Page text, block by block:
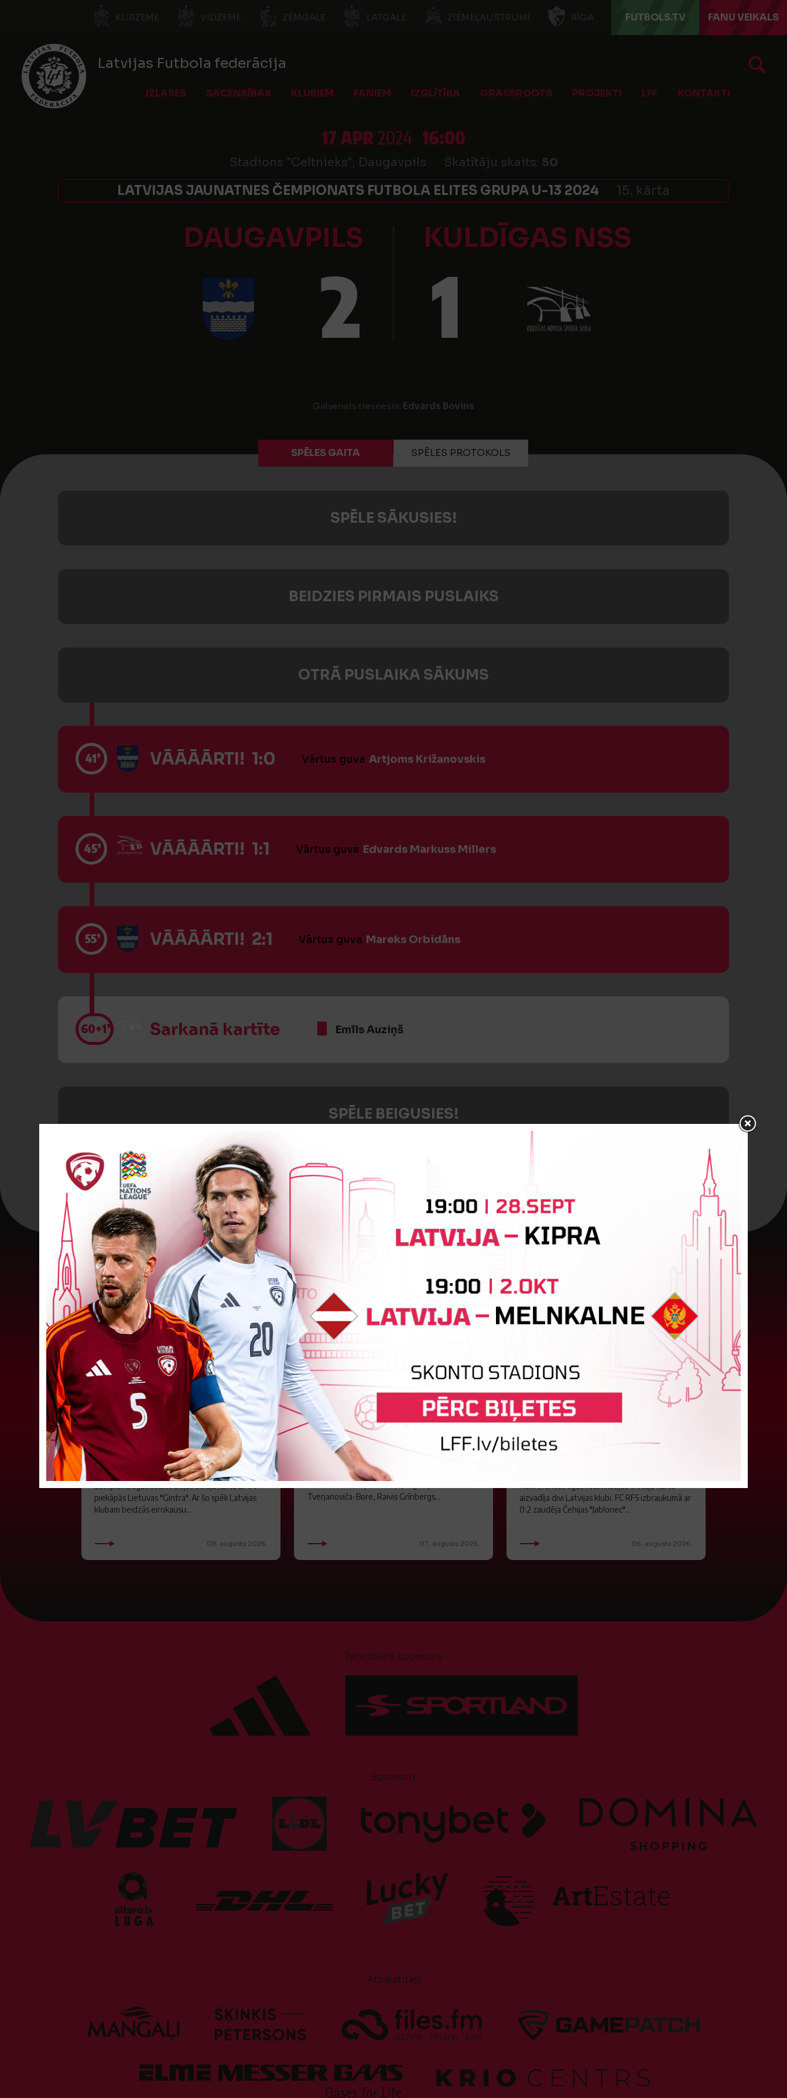
KURZEME VIDZEME ZEMGALE LATGALE ZIEMEĻAUSTRUMI RĪGA FUTBOLS.TV FANU VEIKALS
Latvijas Futbola federācija
IZLASES SACENSĪBAS KLUBIEM FANIEM IZGLĪTĪBA GRASSROOTS PROJEKTI LFF KONTAKTI
17 APR2024 16:00
Stadions "Celtnieks", Daugavpils Skatītāju skaits: 50
LATVIJAS JAUNATNES ČEMPIONATS FUTBOLA ELITES GRUPA U-13 2024 15. kārta
DAUGAVPILS KULDĪGAS NSS
2 1
Galvenais tiesnesis: Edvards Bovins
SPĒLES GAITA SPĒLES PROTOKOLS
SPĒLE SĀKUSIES!
BEIDZIES PIRMAIS PUSLAIKS
OTRĀ PUSLAIKA SĀKUMS
41’ VĀĀĀĀRTI! 1:0 Vārtus guva Artjoms Križanovskis
45’ VĀĀĀĀRTI! 1:1 Vārtus guva Edvards Markuss Millers
55’ VĀĀĀĀRTI! 2:1 Vārtus guva Mareks Orbidāns
60+1’ Sarkanā kartīte Emīls Auziņš
SPĒLE BEIGUSIES!
Jaunākās ziņas
"Riga FC Women" beidz
vēsturisko eirokausu sezonu
Latvijas klubs "Riga FC Women" sestdien UEFA
Čempionu līgas kvalifikācijas otrajā kārtā ar 1:4
piekāpās Lietuvas "Gintra". Ar šo spēli Latvijas
klubam beidzās eirokausu...
08. augusts 2026.
LFF DK 6. augusta lēmumi
LFF Disciplinārlietu komitejas sēdes protokols
Nr. DK 26/-38 Rīgā, 2026. gada 6. augustā.
Tverjanoviča-Bore, Raivis Grīnbergs...
07. augusts 2026.
"Riga FC" iegūst handikapu, RFS
būs jāatspēlējas
Konferences līgas kvalifikācijas trešajā kārtā
aizvadīja divi Latvijas klubi. FC RFS izbraukumā ar
0:2 zaudēja Čehijas "Jablonec"...
06. augusts 2026.
Tehniskais sponsors
Sponsori
Atbalstītāji